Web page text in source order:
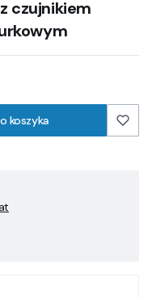
czujnikiem
koszyka